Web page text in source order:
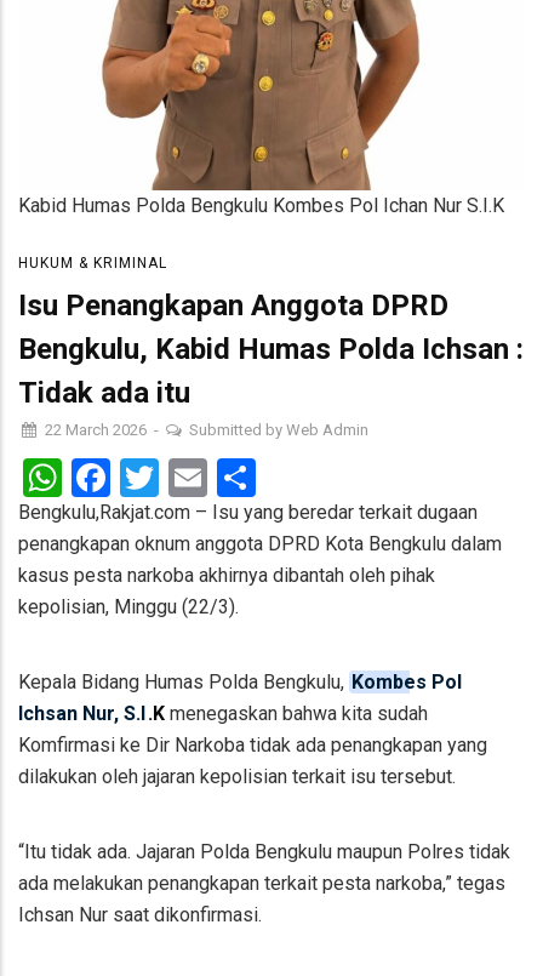
Kabid Humas Polda Bengkulu Kombes Pol Ichan Nur S.I.K
HUKUM & KRIMINAL
Isu Penangkapan Anggota DPRD
Bengkulu, Kabid Humas Polda Ichsan :
Tidak ada itu
22 March 2026 - Submitted by Web Admin
WhatsApp
Facebook
Twitter
Email
Bengkulu,Rakjat.com – Isu yang beredar terkait dugaan
penangkapan oknum anggota DPRD Kota Bengkulu dalam
kasus pesta narkoba akhirnya dibantah oleh pihak
kepolisian, Minggu (22/3).
Kepala Bidang Humas Polda Bengkulu, Kombes Pol
Ichsan Nur, S.I.K menegaskan bahwa kita sudah
Komfirmasi ke Dir Narkoba tidak ada penangkapan yang
dilakukan oleh jajaran kepolisian terkait isu tersebut.
“Itu tidak ada. Jajaran Polda Bengkulu maupun Polres tidak
ada melakukan penangkapan terkait pesta narkoba,” tegas
Ichsan Nur saat dikonfirmasi.